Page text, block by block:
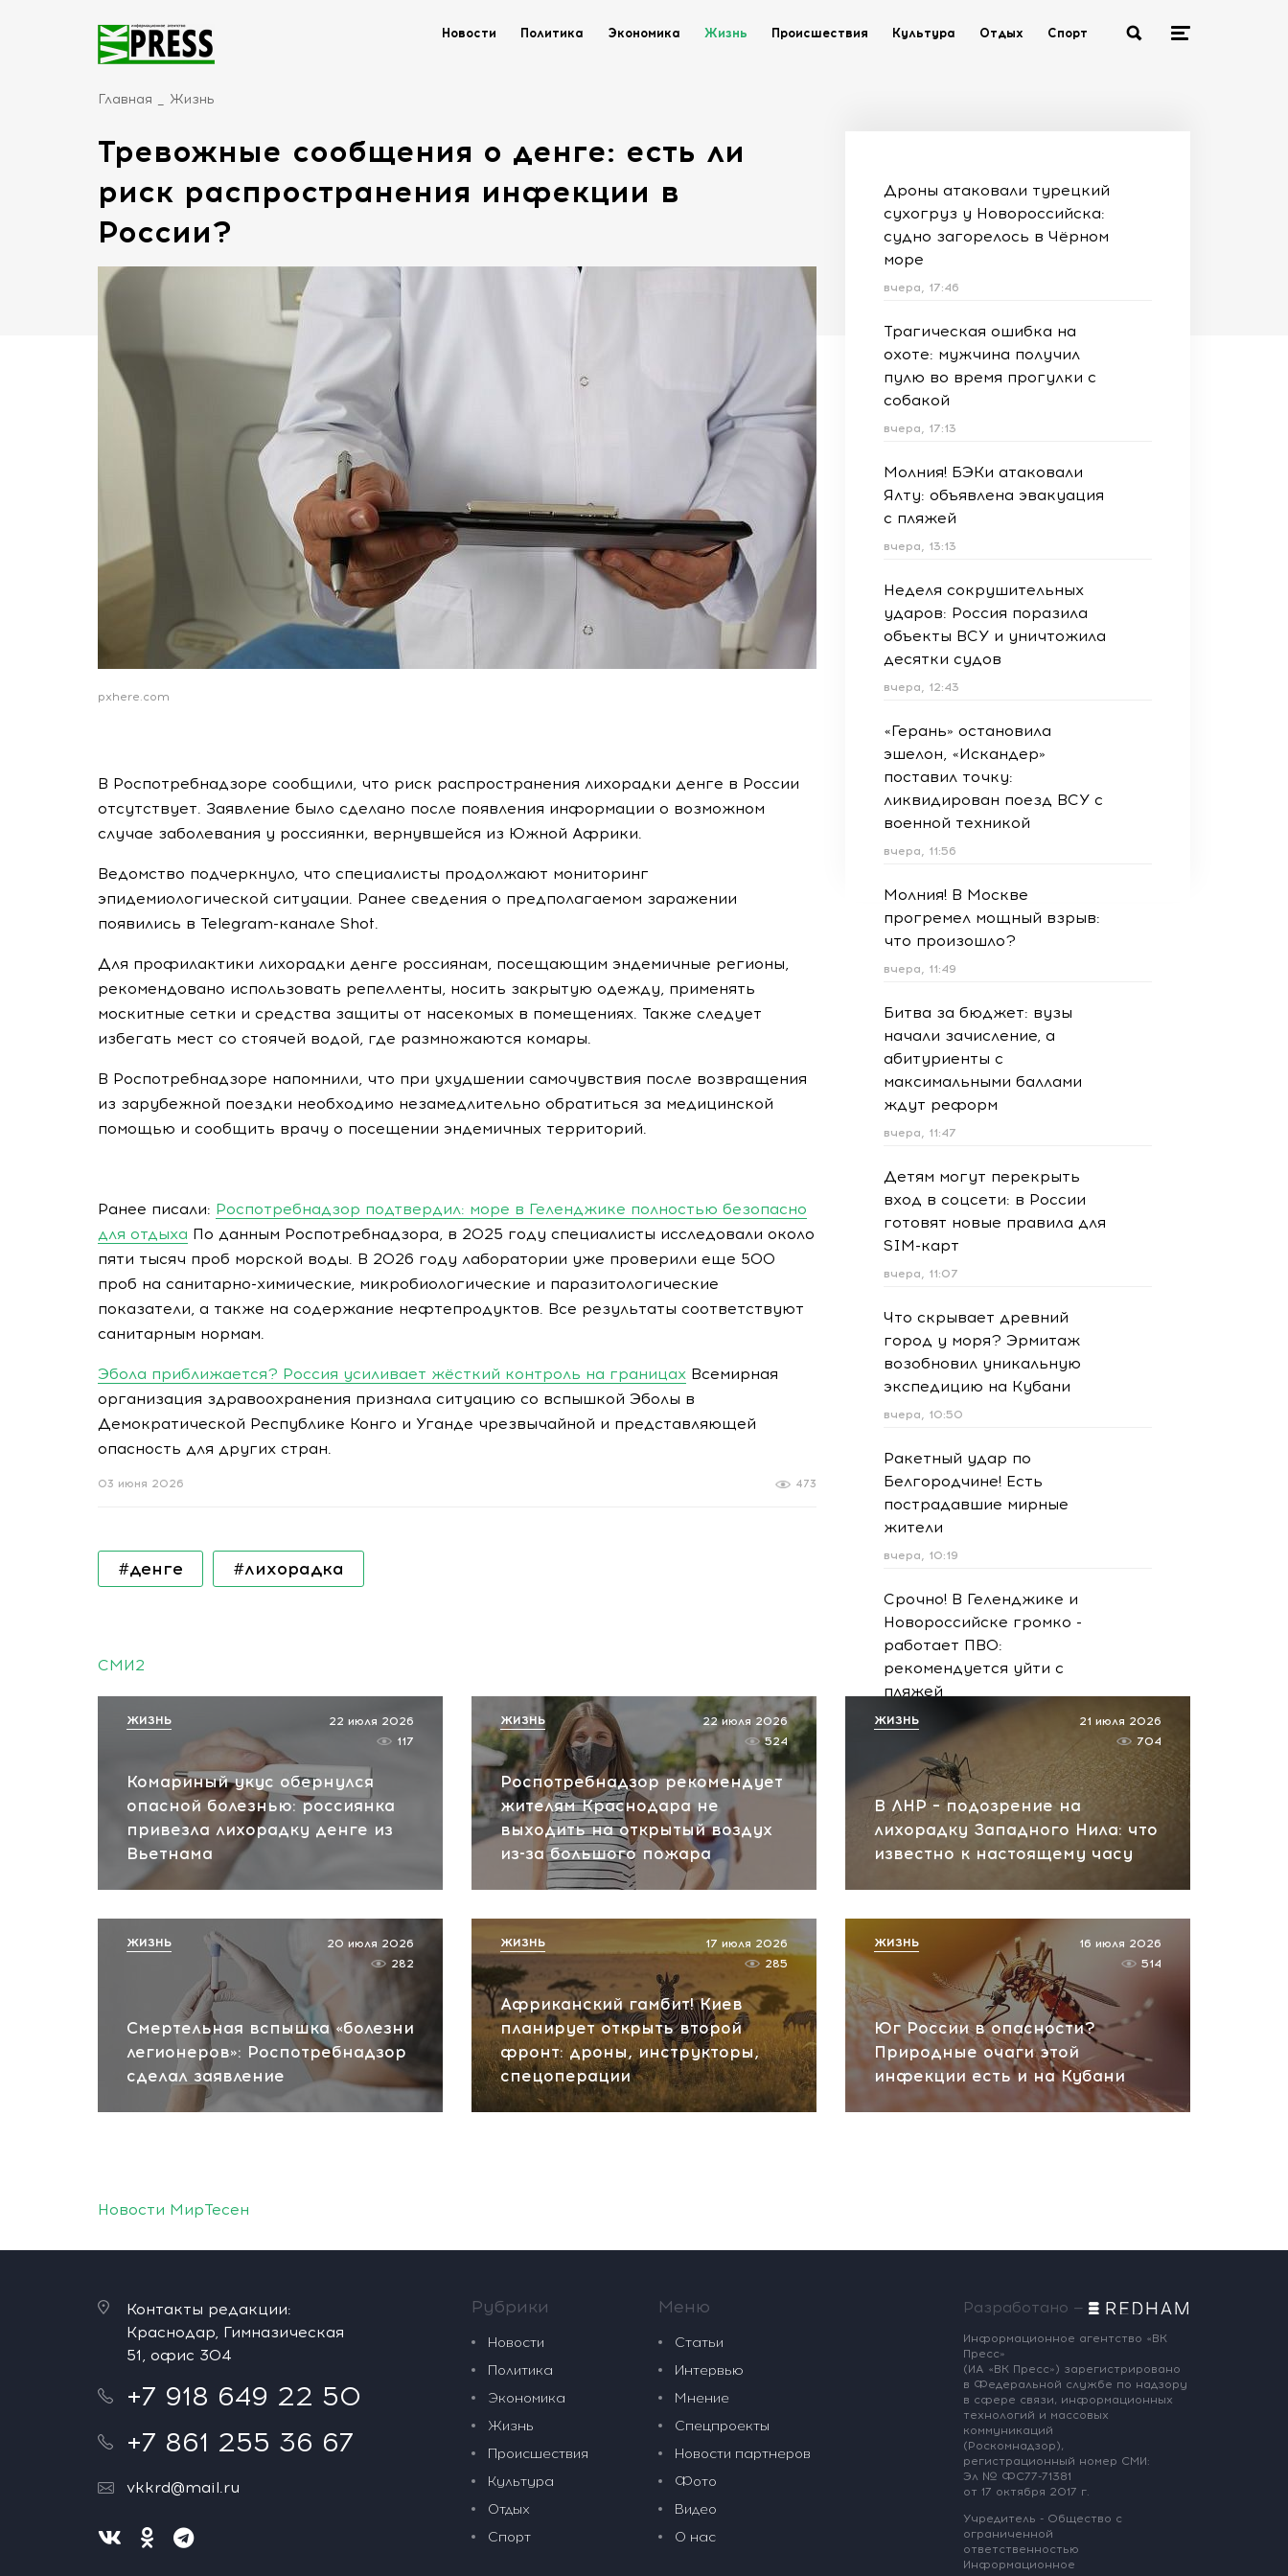
Новости Политика Экономика Жизнь Происшествия Культура Отдых Спорт
Главная Жизнь
Тревожные сообщения о денге: есть ли
риск распространения инфекции в
России?
pxhere.com
В Роспотребнадзоре сообщили, что риск распространения лихорадки денге в России
отсутствует. Заявление было сделано после появления информации о возможном
случае заболевания у россиянки, вернувшейся из Южной Африки.
Ведомство подчеркнуло, что специалисты продолжают мониторинг
эпидемиологической ситуации. Ранее сведения о предполагаемом заражении
появились в Telegram-канале Shot.
Для профилактики лихорадки денге россиянам, посещающим эндемичные регионы,
рекомендовано использовать репелленты, носить закрытую одежду, применять
москитные сетки и средства защиты от насекомых в помещениях. Также следует
избегать мест со стоячей водой, где размножаются комары.
В Роспотребнадзоре напомнили, что при ухудшении самочувствия после возвращения
из зарубежной поездки необходимо незамедлительно обратиться за медицинской
помощью и сообщить врачу о посещении эндемичных территорий.
Ранее писали: Роспотребнадзор подтвердил: море в Геленджике полностью безопасно
для отдыха По данным Роспотребнадзора, в 2025 году специалисты исследовали около
пяти тысяч проб морской воды. В 2026 году лаборатории уже проверили еще 500
проб на санитарно-химические, микробиологические и паразитологические
показатели, а также на содержание нефтепродуктов. Все результаты соответствуют
санитарным нормам.
Эбола приближается? Россия усиливает жёсткий контроль на границах Всемирная
организация здравоохранения признала ситуацию со вспышкой Эболы в
Демократической Республике Конго и Уганде чрезвычайной и представляющей
опасность для других стран.
473
03 июня 2026
#денге #лихорадка
Дроны атаковали турецкий
сухогруз у Новороссийска:
судно загорелось в Чёрном
море
вчера, 17:46
Трагическая ошибка на
охоте: мужчина получил
пулю во время прогулки с
собакой
вчера, 17:13
Молния! БЭКи атаковали
Ялту: объявлена эвакуация
с пляжей
вчера, 13:13
Неделя сокрушительных
ударов: Россия поразила
объекты ВСУ и уничтожила
десятки судов
вчера, 12:43
«Герань» остановила
эшелон, «Искандер»
поставил точку:
ликвидирован поезд ВСУ с
военной техникой
вчера, 11:56
Молния! В Москве
прогремел мощный взрыв:
что произошло?
вчера, 11:49
Битва за бюджет: вузы
начали зачисление, а
абитуриенты с
максимальными баллами
ждут реформ
вчера, 11:47
Детям могут перекрыть
вход в соцсети: в России
готовят новые правила для
SIM-карт
вчера, 11:07
Что скрывает древний
город у моря? Эрмитаж
возобновил уникальную
экспедицию на Кубани
вчера, 10:50
Ракетный удар по
Белгородчине! Есть
пострадавшие мирные
жители
вчера, 10:19
Срочно! В Геленджике и
Новороссийске громко -
работает ПВО:
рекомендуется уйти с
пляжей
вчера, 10:13
НАТО планирует и
руководит терактами в
России! Сенсационное
заявление хакеров
вчера, 10:07
СМИ2
Комариный укус обернулся
опасной болезнью: россиянка
привезла лихорадку денге из
Вьетнама
22 июля 2026
117
ЖИЗНЬ
Роспотребнадзор рекомендует
жителям Краснодара не
выходить на открытый воздух
из-за большого пожара
22 июля 2026
524
ЖИЗНЬ
В ЛНР – подозрение на
лихорадку Западного Нила: что
известно к настоящему часу
21 июля 2026
704
ЖИЗНЬ
Смертельная вспышка «болезни
легионеров»: Роспотребнадзор
сделал заявление
20 июля 2026
282
ЖИЗНЬ
Африканский гамбит! Киев
планирует открыть второй
фронт: дроны, инструкторы,
спецоперации
17 июля 2026
285
ЖИЗНЬ
Юг России в опасности?
Природные очаги этой
инфекции есть и на Кубани
16 июля 2026
514
ЖИЗНЬ
Новости МирТесен
Контакты редакции:
Краснодар, Гимназическая
51, офис 304
+7 918 649 22 50
+7 861 255 36 67
vkkrd@mail.ru
Рубрики
Новости
Политика
Экономика
Жизнь
Происшествия
Культура
Отдых
Спорт
Меню
Статьи
Интервью
Мнение
Спецпроекты
Новости партнеров
Фото
Видео
О нас
Разработано —
Информационное агентство «ВК
Пресс»
(ИА «ВК Пресс») зарегистрировано
в Федеральной службе по надзору
в сфере связи, информационных
технологий и массовых
коммуникаций
(Роскомнадзор),
регистрационный номер СМИ:
Эл № ФС77-71381
от 17 октября 2017 г.
Учредитель - Общество с
ограниченной
ответственностью
Информационное